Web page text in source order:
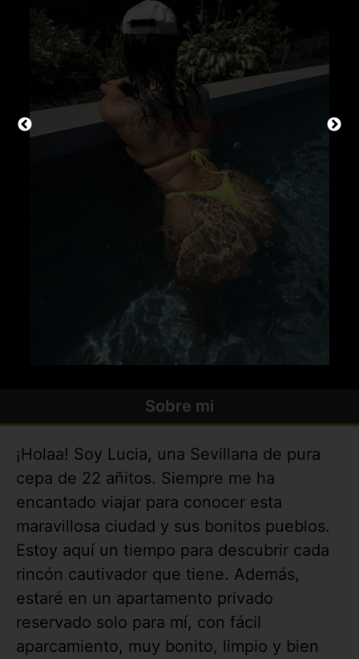
Sobre mi
¡Holaa! Soy Lucia, una Sevillana de pura
cepa de 22 añitos. Siempre me ha
encantado viajar para conocer esta
maravillosa ciudad y sus bonitos pueblos.
Estoy aquí un tiempo para descubrir cada
rincón cautivador que tiene. Además,
estaré en un apartamento privado
reservado solo para mí, con fácil
aparcamiento, muy bonito, limpio y bien